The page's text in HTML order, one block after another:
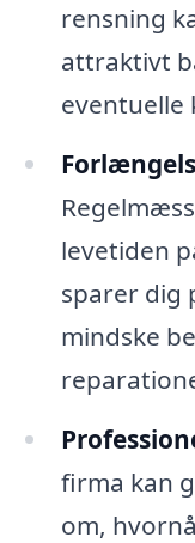
rensning
attraktivt
eventuelle
levetiden
sparer dig
mindske
firma kan
om,